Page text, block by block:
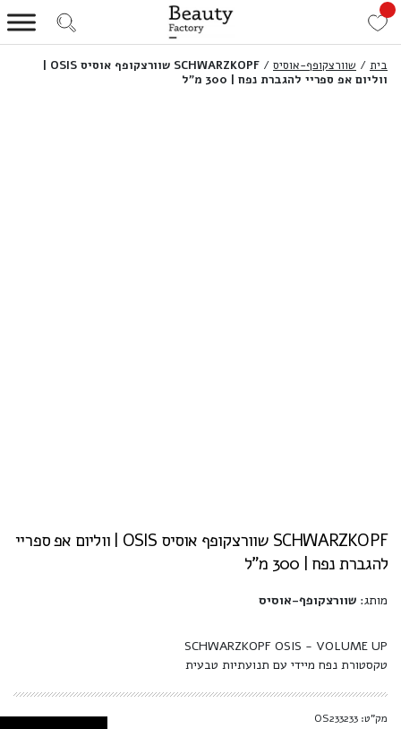
בית / שוורצקופף-אוסיס /
SCHWARZKOPF שוורצקופף אוסיס OSIS |
ווליום אפ ספריי להגברת נפח | 300 מ”ל
SCHWARZKOPF שוורצקופף אוסיס OSIS | ווליום אפ ספריי
להגברת נפח | 300 מ"ל
מותג: שוורצקופף-אוסיס
SCHWARZKOPF OSIS - VOLUME UP
טקסטורת נפח מיידי עם תנועתיות טבעית
מק"ט: OS233233